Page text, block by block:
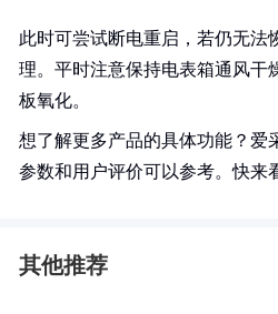
此时可尝试断电重启，若仍无法
理。平时注意保持电表箱通风干
板氧化。
想了解更多产品的具体功能？爱
参数和用户评价可以参考。快来
其他推荐